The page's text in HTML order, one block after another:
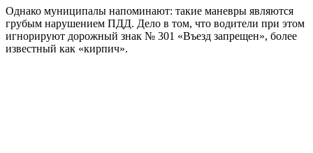
Однако муниципалы напоминают: такие маневры являются
грубым нарушением ПДД. Дело в том, что водители при этом
игнорируют дорожный знак № 301 «Въезд запрещен», более
известный как «кирпич».